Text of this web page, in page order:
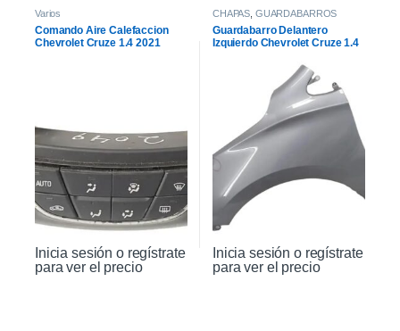
Varios
Comando Aire Calefaccion
Chevrolet Cruze 1.4 2021
Inicia sesión o regístrate
para ver el precio
CHAPAS, GUARDABARROS
Guardabarro Delantero
Izquierdo Chevrolet Cruze 1.4
Inicia sesión o regístrate
para ver el precio